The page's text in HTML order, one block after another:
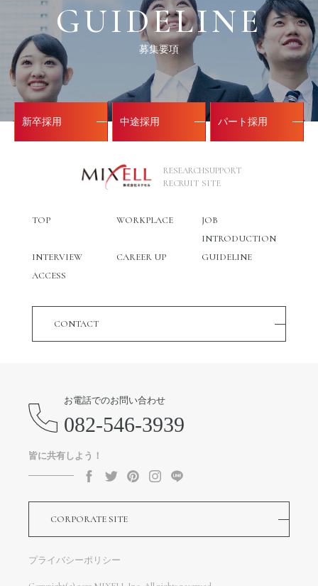
GUIDELINE
募集要項
新卒採用 中途採用 パート採用
RESEARCHSUPPORT
RECRUIT SITE
TOP WORKPLACE
JOB
INTRODUCTION
INTERVIEW
CAREER UP
GUIDELINE
ACCESS
CONTACT
お電話でのお問い合わせ
082-546-3939
皆に共有しよう！
CORPORATE SITE
プライバシーポリシー